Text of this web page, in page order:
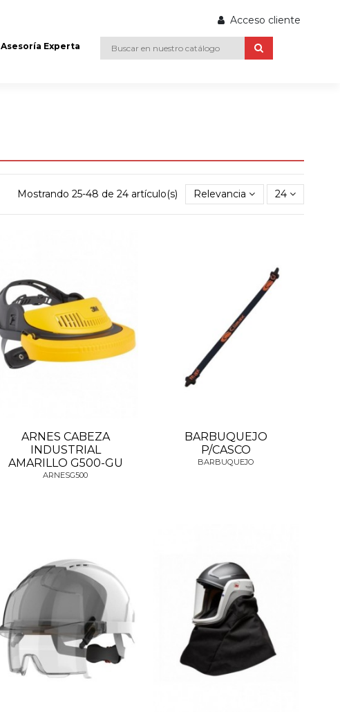
Acceso cliente
Asesoría Experta
Mostrando 25-48 de 24 artículo(s) Relevancia 24
ARNES CABEZA
INDUSTRIAL
AMARILLO G500-GU
ARNESG500
BARBUQUEJO
P/CASCO
BARBUQUEJO